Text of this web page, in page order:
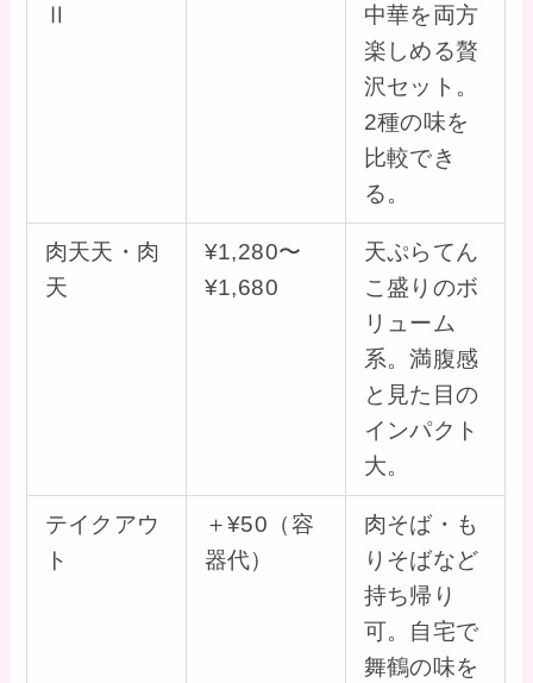
Ⅱ
中華を両方
楽しめる贅
沢セット。
2種の味を
比較でき
る。
肉天天・肉
天
¥1,280〜
¥1,680
天ぷらてん
こ盛りのボ
リューム
系。満腹感
と見た目の
インパクト
大。
テイクアウ
ト
＋¥50（容
器代）
肉そば・も
りそばなど
持ち帰り
可。自宅で
舞鶴の味を